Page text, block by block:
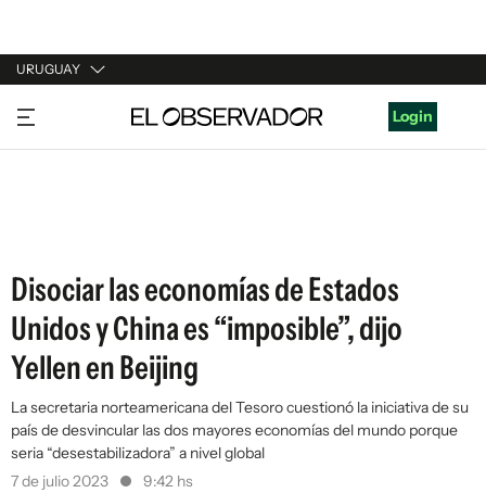
URUGUAY
URUGUAY
ARGENTINA
Login
Disociar las economías de Estados
Unidos y China es “imposible”, dijo
Yellen en Beijing
La secretaria norteamericana del Tesoro cuestionó la iniciativa de su
país de desvincular las dos mayores economías del mundo porque
seria “desestabilizadora” a nivel global
7 de julio 2023
9:42 hs